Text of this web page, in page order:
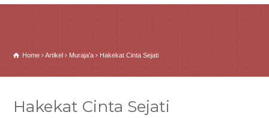
Home Artikel Muraja'a Hakekat Cinta Sejati
Hakekat Cinta Sejati